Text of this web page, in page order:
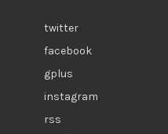
twitter
facebook
gplus
instagram
rss